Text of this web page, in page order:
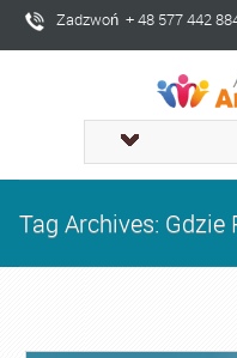
Zadzwoń + 48 577 442
Tag Archives: Gdzie